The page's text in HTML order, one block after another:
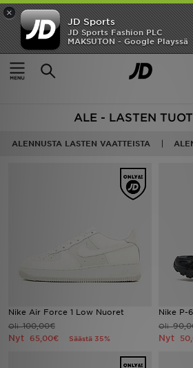
×
JD Sports
JD Sports Fashion PLC
MAKSUTON - Google Playssä
Etusivu
Lapset
594 tuotetta
ALE - LASTEN
ALENNUSTA LASTEN VAATTEISTA
Nike Air Force 1 Low Nuoret
Oli100,00€
Nyt 65,00€ Säästä 35%
Nike P-
Oli
Nyt
Etusivu
Ale
Miehet
Tuotemerkit
Inspiroidu
Jalkapallo
Urheilu